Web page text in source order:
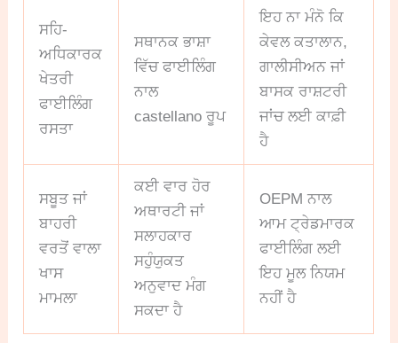
ਸਹਿ-
ਅਧਿਕਾਰਕ
ਖੇਤਰੀ
ਫਾਈਲਿੰਗ
ਰਸਤਾ
ਸਥਾਨਕ ਭਾਸ਼ਾ
ਵਿੱਚ ਫਾਈਲਿੰਗ
ਨਾਲ
castellano ਰੂਪ
ਇਹ ਨਾ ਮੰਨੋ ਕਿ
ਕੇਵਲ ਕਤਾਲਾਨ,
ਗਾਲੀਸੀਅਨ ਜਾਂ
ਬਾਸਕ ਰਾਸ਼ਟਰੀ
ਜਾਂਚ ਲਈ ਕਾਫ਼ੀ
ਹੈ
ਸਬੂਤ ਜਾਂ
ਬਾਹਰੀ
ਵਰਤੋਂ ਵਾਲਾ
ਖਾਸ
ਮਾਮਲਾ
ਕਈ ਵਾਰ ਹੋਰ
ਅਥਾਰਟੀ ਜਾਂ
ਸਲਾਹਕਾਰ
ਸਹੁੰਯੁਕਤ
ਅਨੁਵਾਦ ਮੰਗ
ਸਕਦਾ ਹੈ
OEPM ਨਾਲ
ਆਮ ਟ੍ਰੇਡਮਾਰਕ
ਫਾਈਲਿੰਗ ਲਈ
ਇਹ ਮੂਲ ਨਿਯਮ
ਨਹੀਂ ਹੈ